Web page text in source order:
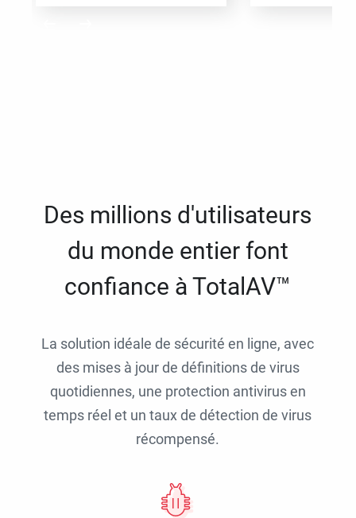
Des millions d'utilisateurs
du monde entier font
confiance à TotalAV™
La solution idéale de sécurité en ligne, avec
des mises à jour de définitions de virus
quotidiennes, une protection antivirus en
temps réel et un taux de détection de virus
récompensé.